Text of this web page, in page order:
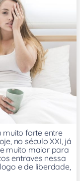
muito forte entre
no século XXI, já
muito maior para
entraves nessa
e de liberdade,